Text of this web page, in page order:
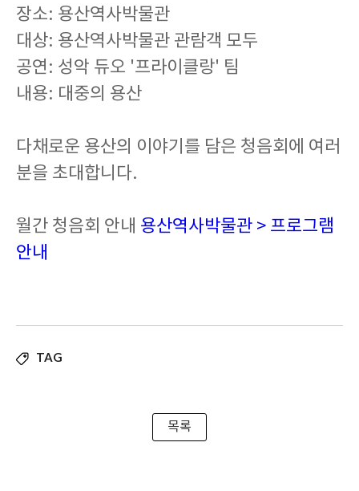
장소: 용산역사박물관
대상: 용산역사박물관 관람객 모두
공연: 성악 듀오 '프라이클랑' 팀
내용: 대중의 용산
다채로운 용산의 이야기를 담은 청음회에 여러
분을 초대합니다.
월간 청음회 안내 용산역사박물관 > 프로그램
안내
TAG
목록